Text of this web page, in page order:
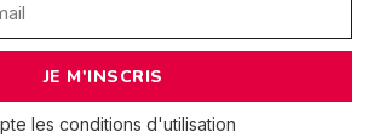
les conditions d'utilisation